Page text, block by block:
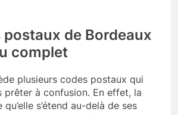
postaux de Bordeaux
complet
plusieurs codes postaux qui
prêter à confusion. En effet, la
s’étend au-delà de ses